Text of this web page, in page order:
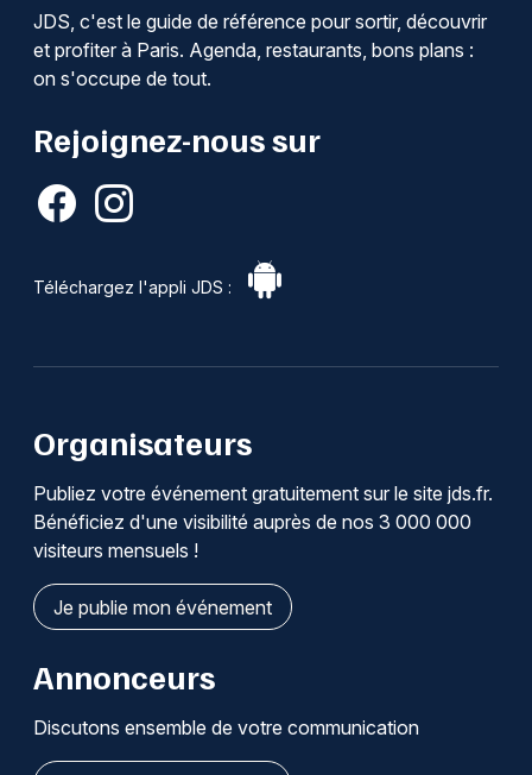
JDS, c'est le guide de référence pour sortir, découvrir
et profiter à Paris. Agenda, restaurants, bons plans :
on s'occupe de tout.
Rejoignez-nous sur
Téléchargez l'appli JDS :
Organisateurs
Publiez votre événement gratuitement sur le site jds.fr.
Bénéficiez d'une visibilité auprès de nos 3 000 000
visiteurs mensuels !
Je publie mon événement
Annonceurs
Discutons ensemble de votre communication